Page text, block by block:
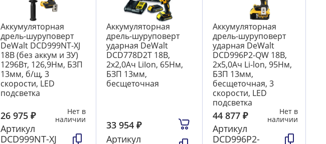
Аккумуляторная
дрель-шуруповерт
DeWalt DCD999NT-XJ
18В (без аккум и ЗУ)
1296Вт, 126,9Нм, БЗП
13мм, б/щ, 3
скорости, LED
подсветка
26 975 ₽
Нет в
наличии
Артикул
DCD999NT-XJ
Аккумуляторная
дрель-шуруповерт
ударная DeWalt
DCD778D2T 18В,
2х2,0Ач LiIon, 65Нм,
БЗП 13мм,
бесщеточная
33 954₽
Артикул
Аккумуляторная
дрель-шуруповерт
ударная DeWalt
DCD996P2-QW 18В,
2х5,0Ач Li-lon, 95Нм,
БЗП 13мм,
бесщеточная, 3
скорости, LED
подсветка
44 877 ₽
Нет в
наличии
Артикул
DCD996P2-